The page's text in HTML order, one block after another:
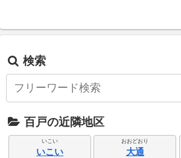
検索
百戸の近隣地区
いこい
いこい
おおどおり
大通